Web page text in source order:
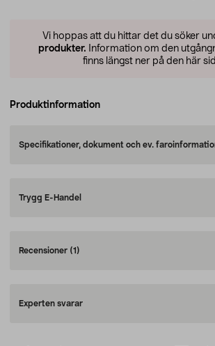
Vi hoppas att du hittar det du söker
produkter. Information om den
finns längst ner på den här
Produktinformation
Specifikationer, dokument och ev.
Trygg E-Handel
Recensioner (1)
Experten svarar